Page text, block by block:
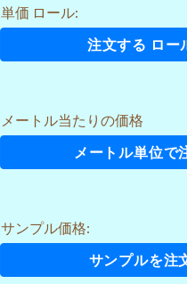
単価 ロール:
注文する ロー
メートル当たりの価格
メートル単位で
サンプル価格:
サンプルを注